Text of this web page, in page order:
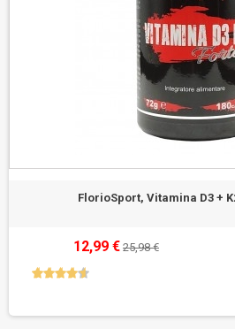
FlorioSport, Vitamina D3 +
12,99 € 25,98 €